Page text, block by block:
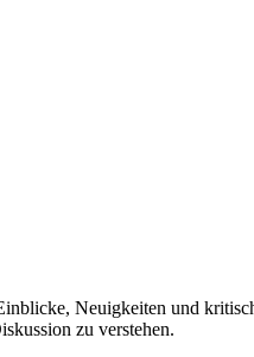
Neuigkeiten und
zu verstehen.